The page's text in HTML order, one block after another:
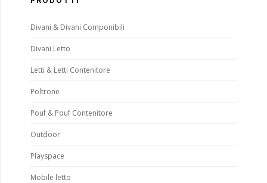
Divani & Divani Componibili
Divani Letto
Letti & Letti Contenitore
Poltrone
Pouf & Pouf Contenitore
Outdoor
Playspace
Mobile letto